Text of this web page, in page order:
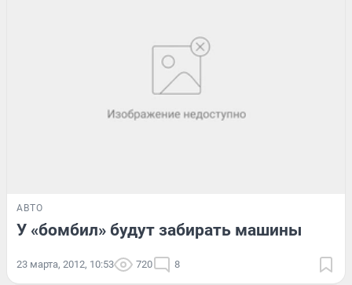
АВТО
У «бомбил» будут забирать машины
23 марта, 2012, 10:53 720 8